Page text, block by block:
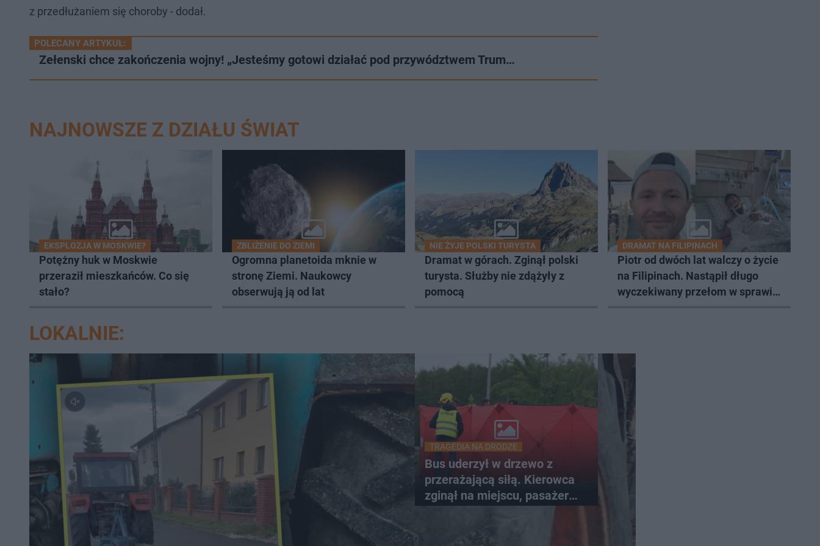
z przedłużaniem się choroby - dodał.
POLECANY ARTYKUŁ:
Zełenski chce zakończenia wojny! „Jesteśmy gotowi działać pod przywództwem Trum…
NAJNOWSZE Z DZIAŁU ŚWIAT
EKSPLOZJA W MOSKWIE?
Potężny huk w Moskwie
przeraził mieszkańców. Co się
stało?
ZBLIŻENIE DO ZIEMI
Ogromna planetoida mknie w
stronę Ziemi. Naukowcy
obserwują ją od lat
NIE ŻYJE POLSKI TURYSTA
Dramat w górach. Zginął polski
turysta. Służby nie zdążyły z
pomocą
DRAMAT NA FILIPINACH
Piotr od dwóch lat walczy o życie
na Filipinach. Nastąpił długo
wyczekiwany przełom w sprawie
LOKALNIE:
TRAGEDIA NA DRODZE
Bus uderzył w drzewo z
przerażającą siłą. Kierowca
zginął na miejscu, pasażer